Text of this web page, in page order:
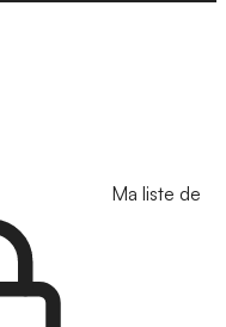
Ma liste de